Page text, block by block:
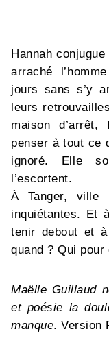
Hannah
arraché
jours sans s’y
leurs
maison d’arrêt,
penser à tout ce
ignoré. Elle
l’escortent.
À Tanger, ville
inquiétantes. Et
tenir debout et
quand ? Qui pour
Maëlle Guillaud
et poésie la
manque. Version